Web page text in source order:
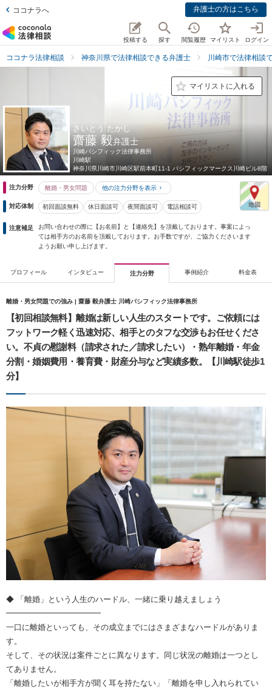
ココナラへ 弁護士の方はこちら
投稿する 探す 閲覧履歴 マイリスト ログイン
ココナラ法律相談 神奈川県で法律相談できる弁護士 川崎市で法律相談
マイリストに入れる
さいとう たかし
齋藤 毅弁護士
川崎パシフィック法律事務所
川崎駅
神奈川県 川崎市川崎区駅前本町11-1 パシフィックマークス川崎ビル8階
注力分野 離婚・男女問題 他の注力分野を表示
対応体制 初回面談無料 休日面談可 夜間面談可 電話相談可
注意補足
お問い合わせの際に【お名前】と【連絡先】を頂戴しております。事案によっ
ては相手方のお名前を頂戴しております。お手数ですが、ご協力くださいます
ようお願い申し上げます。
プロフィール インタビュー 注力分野 事例紹介 料金表
離婚・男女問題での強み | 齋藤 毅弁護士 川崎パシフィック法律事務所
【初回相談無料】離婚は新しい人生のスタートです。ご依頼には
フットワーク軽く迅速対応、相手とのタフな交渉もお任せくださ
い。不貞の慰謝料（請求された／請求したい）・熟年離婚・年金
分割・婚姻費用・養育費・財産分与など実績多数。【川崎駅徒歩1
分】
◆ 「離婚」という人生のハードル、一緒に乗り越えましょう
━━━━━━━━━━━━
一口に離婚といっても、その成立までにはさまざまなハードルがありま
す。
そして、その状況は案件ごとに異なります。同じ状況の離婚は一つとし
てありません。
「離婚したいが相手方が聞く耳を持たない」「離婚を申し入れられてい